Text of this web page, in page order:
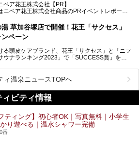
ベア花王株式会社【PR】
ニベア花王株式会社商品のPRイベントレポート
ベア花王株式会社【PR】
ニベア花王株式会社商品のPRイベントレポート
ィウォッシュアイテム「８ｘ４ＭＥＮ 薬用ボデ
にランクインした人気温浴施設「竜泉寺の湯 草
がコラボイベントを期間限定で開催中ということ
の内容をチェックしてきました！
草加谷塚店で開催！花王「サクセス」
ペーン
る頭皮ケアブランド、花王「サクセス」と「ニフ
ウナランキング2023」で「SUCCESS賞」を獲
催。
、気になるその内容を取材してきました！
王株式会社【PR】
ィ温泉ニュースTOPへ
ビティ情報
ティング】初心者OK｜写真無料｜小学生
り遊べる｜温水シャワー完備
番